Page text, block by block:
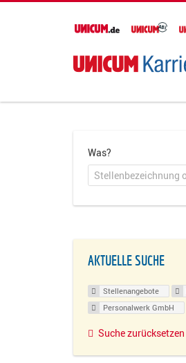
Was?
AKTUELLE SUCHE
Stellenangebote
Personalwerk GmbH
Suche zurücksetzen